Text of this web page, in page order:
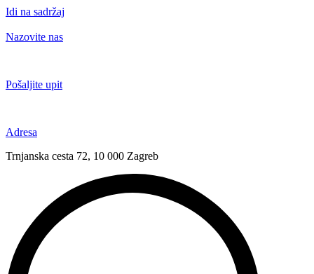
Idi na sadržaj
Nazovite nas
Pošaljite upit
Adresa
Trnjanska cesta 72, 10 000 Zagreb